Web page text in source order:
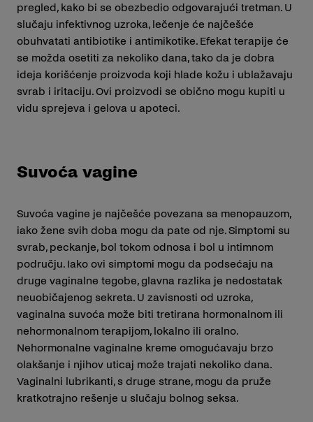
pregled, kako bi se obezbedio odgovarajući tretman. U
slučaju infektivnog uzroka, lečenje će najčešće
obuhvatati antibiotike i antimikotike. Efekat terapije će
se možda osetiti za nekoliko dana, tako da je dobra
ideja korišćenje proizvoda koji hlade kožu i ublažavaju
svrab i iritaciju. Ovi proizvodi se obično mogu kupiti u
vidu sprejeva i gelova u apoteci.
Suvoća vagine
Suvoća vagine je najčešće povezana sa menopauzom,
iako žene svih doba mogu da pate od nje. Simptomi su
svrab, peckanje, bol tokom odnosa i bol u intimnom
području. Iako ovi simptomi mogu da podsećaju na
druge vaginalne tegobe, glavna razlika je nedostatak
neuobičajenog sekreta. U zavisnosti od uzroka,
vaginalna suvoća može biti tretirana hormonalnom ili
nehormonalnom terapijom, lokalno ili oralno.
Nehormonalne vaginalne kreme omogućavaju brzo
olakšanje i njihov uticaj može trajati nekoliko dana.
Vaginalni lubrikanti, s druge strane, mogu da pruže
kratkotrajno rešenje u slučaju bolnog seksa.